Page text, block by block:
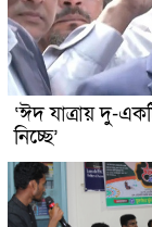
‘ঈদ যাত্রায় দু-
নিচ্ছে’